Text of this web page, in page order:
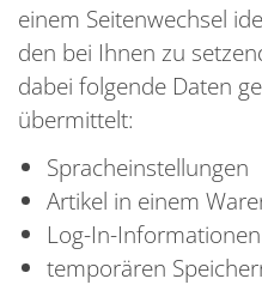
einem Seitenwechsel
den bei Ihnen zu
dabei folgende Daten
übermittelt:
Spracheinstellungen
Artikel in einem
Log-In-Informationen
temporären